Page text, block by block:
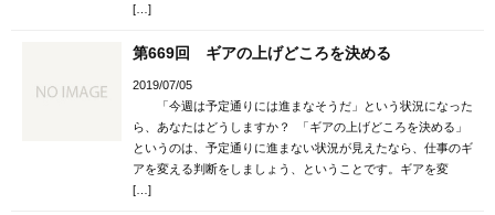
[…]
第669回 ギアの上げどころを決める
2019/07/05
「今週は予定通りには進まなそうだ」という状況になった
ら、あなたはどうしますか？ 「ギアの上げどころを決める」
というのは、予定通りに進まない状況が見えたなら、仕事のギ
アを変える判断をしましょう、ということです。ギアを変
[…]